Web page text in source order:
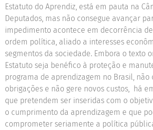
Estatuto do Aprendiz, está em pauta na
Deputados, mas não consegue avançar
impedimento acontece em decorrência
ordem política, aliado a interesses
segmentos da sociedade. Embora o texto
Estatuto seja benéfico à proteção e
programa de aprendizagem no Brasil, não
obrigações e não gere novos custos, há
que pretendem ser inseridas com o
o cumprimento da aprendizagem e que
comprometer seriamente a política